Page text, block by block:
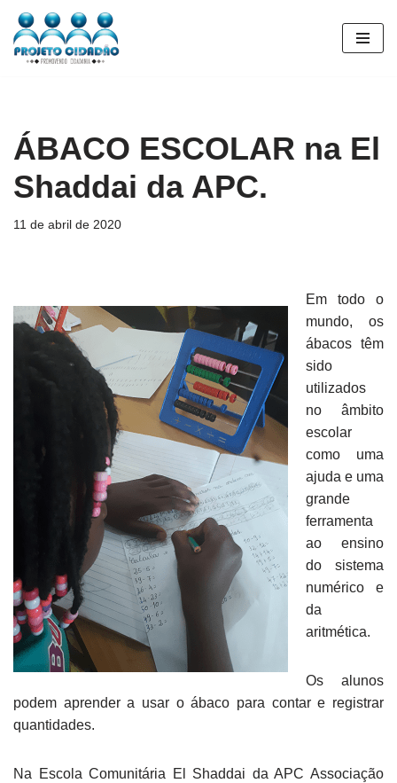
Pular
ÁBACO ESCOLAR na El
Shaddai da APC.
11 de abril de 2020
Em todo o
mundo, os
ábacos têm
sido
utilizados
no âmbito
escolar
como uma
ajuda e uma
grande
ferramenta
ao ensino
do sistema
numérico e
da
aritmética.
Os alunos
podem aprender a usar o ábaco para contar e registrar
quantidades.
Na Escola Comunitária El Shaddai da APC Associação